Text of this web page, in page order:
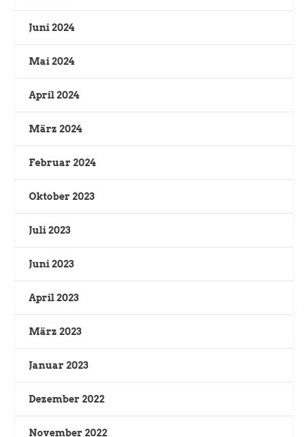
Juni 2024
Mai 2024
April 2024
März 2024
Februar 2024
Oktober 2023
Juli 2023
Juni 2023
April 2023
März 2023
Januar 2023
Dezember 2022
November 2022